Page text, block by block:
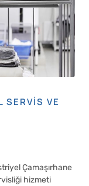
SERVIS VE
Çamaşırhane
hizmeti